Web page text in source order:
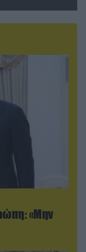
«Μην